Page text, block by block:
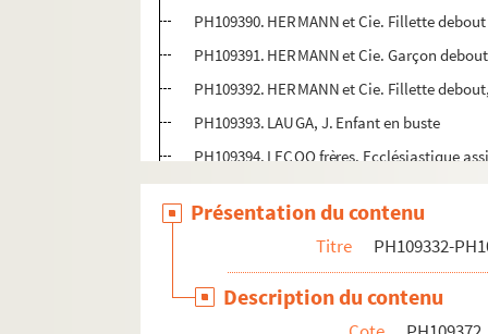
PH109390. HERMANN et Cie. Fillette
PH109391. HERMANN et Cie. Garçon
PH109392. HERMANN et Cie. Fillette
PH109393. LAUGA, J. Enfant en buste
PH109394. LECOQ frères. Ecclésiastique
PH109395. LE JEUNE, Augustin. Bébé dans
PH109396. LE JEUNE, Augustin. Homme
PH109397. LE JEUNE, Augustin. Bébé dans
PH109398. LE JEUNE, Augustin. Jeune fille
PH109399. LIEBERT, Alphonse (1827 -
Présentation du contenu
Titre PH109332-
Description du contenu